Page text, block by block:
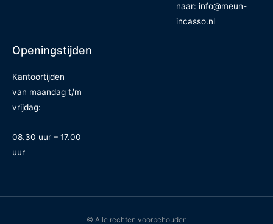
naar: info@meun-
incasso.nl
Openingstijden
Kantoortijden
van maandag t/m
vrijdag:
08.30 uur – 17.00
uur
© Alle rechten voorbehouden